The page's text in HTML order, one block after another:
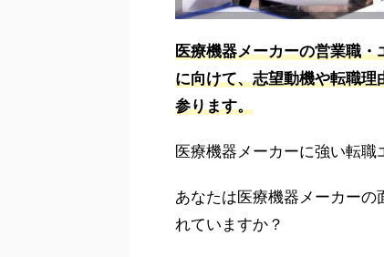
医療機器メーカーの営業職
に向けて、志望動機や転職
参ります。
医療機器メーカーに強い転職
あなたは医療機器メーカー
れていますか？